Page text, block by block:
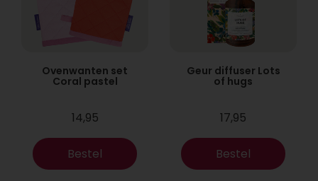
Ovenwanten set
Coral pastel
14,95
Bestel
Geur diffuser Lots
of hugs
17,95
Bestel